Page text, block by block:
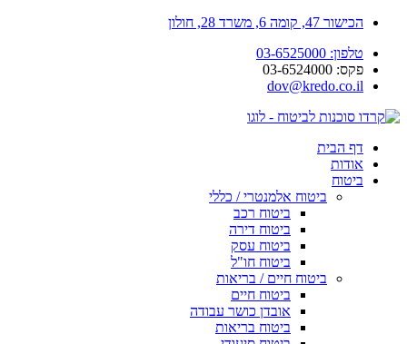
הכישור 47, קומה 6, משרד 28, חולון
טלפון: 03-6525000
פקס: 03-6524000
dov@kredo.co.il
דף הבית
אודות
ביטוח
ביטוח אלמנטרי / כללי
ביטוח רכב
ביטוח דירה
ביטוח עסק
ביטוח חו"ל
ביטוח חיים / בריאות
ביטוח חיים
אובדן כושר עבודה
ביטוח בריאות